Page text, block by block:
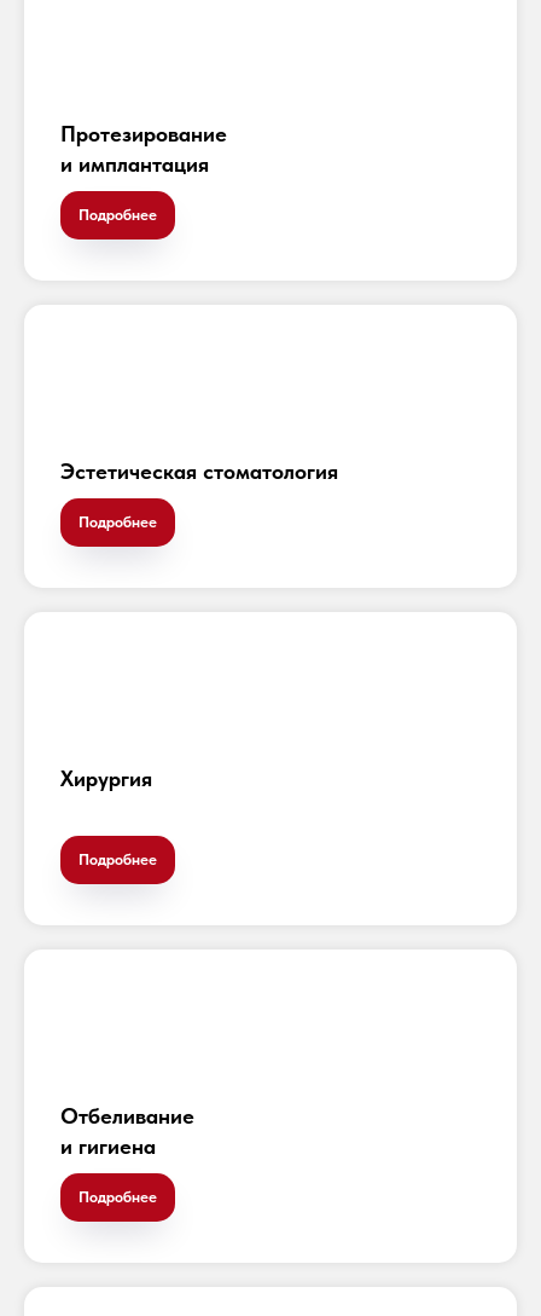
Протезирование
и имплантация
Подробнее
Эстетическая стоматология
Подробнее
Хирургия
Подробнее
Отбеливание
и гигиена
Подробнее